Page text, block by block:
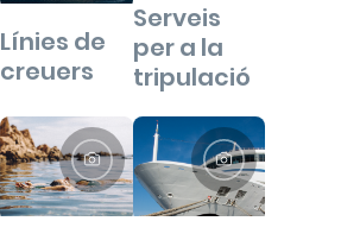
Línies de
creuers
Serveis
per a la
tripulació